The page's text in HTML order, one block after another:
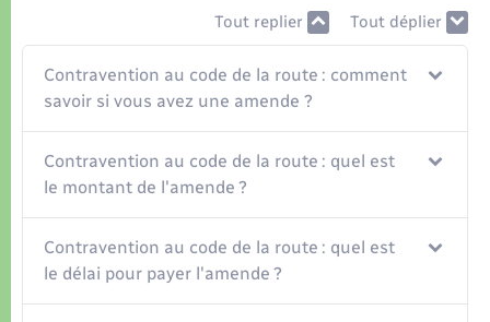
Organisation d’événement
Sécurité - Prévention
Commerces - Entreprises - Emploi
Voirie et espace public
Tout replier Tout déplier
Contravention au code de la route : comment
savoir si vous avez une amende ?
Contravention au code de la route : quel est
le montant de l'amende ?
Contravention au code de la route : quel est
le délai pour payer l'amende ?